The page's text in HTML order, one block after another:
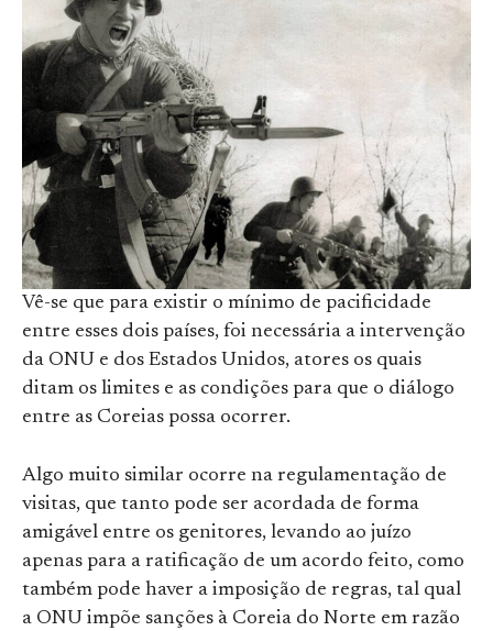
Vê-se que para existir o mínimo de pacificidade
entre esses dois países, foi necessária a intervenção
da ONU e dos Estados Unidos, atores os quais
ditam os limites e as condições para que o diálogo
entre as Coreias possa ocorrer.
Algo muito similar ocorre na regulamentação de
visitas, que tanto pode ser acordada de forma
amigável entre os genitores, levando ao juízo
apenas para a ratificação de um acordo feito, como
também pode haver a imposição de regras, tal qual
a ONU impõe sanções à Coreia do Norte em razão